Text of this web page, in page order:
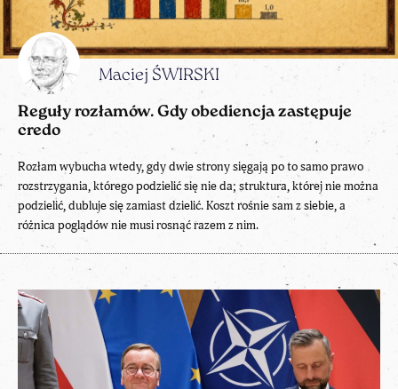
Maciej ŚWIRSKI
Reguły rozłamów. Gdy obediencja zastępuje
credo
Rozłam wybucha wtedy, gdy dwie strony sięgają po to samo prawo
rozstrzygania, którego podzielić się nie da; struktura, której nie można
podzielić, dubluje się zamiast dzielić. Koszt rośnie sam z siebie, a
różnica poglądów nie musi rosnąć razem z nim.